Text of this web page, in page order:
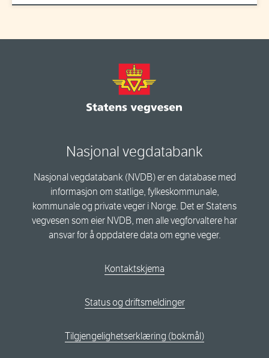
Nasjonal vegdatabank
Nasjonal vegdatabank (NVDB) er en database med
informasjon om statlige, fylkeskommunale,
kommunale og private veger i Norge. Det er Statens
vegvesen som eier NVDB, men alle vegforvaltere har
ansvar for å oppdatere data om egne veger.
Kontaktskjema
Status og driftsmeldinger
Tilgjengelighetserklæring (bokmål)